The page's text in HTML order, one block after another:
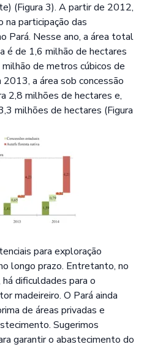
(Figura 3). A partir de 2012,
participação das
Pará. Nesse ano, a área total
é de 1,6 milhão de hectares
de metros cúbicos de
2013, a área sob concessão
2,8 milhões de hectares e,
milhões de hectares (Figura
para exploração
longo prazo. Entretanto, no
dificuldades para o
madeireiro. O Pará ainda
de áreas privadas e
Sugerimos
garantir o abastecimento do